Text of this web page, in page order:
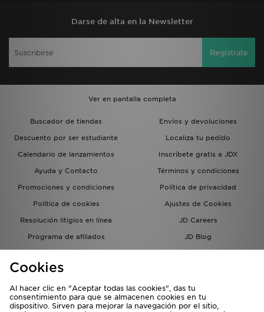
Darse de alta en la Newsletter
Regístrate
Ver en pantalla completa
Buscador de tiendas
Envíos y devoluciones
Descuento por ser estudiante
Localiza tu pedido
Calendario de lanzamientos
Inscríbete gratis a JDX
Ayuda y Contacto
Términos y condiciones
Promociones y condiciones
Política de privacidad
Política de cookies
Ajustes de Cookies
Resolución litigios en línea
JD Careers
Programa de afiliados
JD Blog
del grupo JD - Whistleblowing
Cookies
Al hacer clic en "Aceptar todas las cookies", das tu
consentimiento para que se almacenen cookies en tu
dispositivo. Sirven para mejorar la navegación por el sitio,